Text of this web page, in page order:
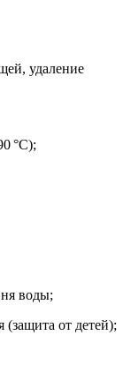
удаление
°C);
воды;
(защита от детей);